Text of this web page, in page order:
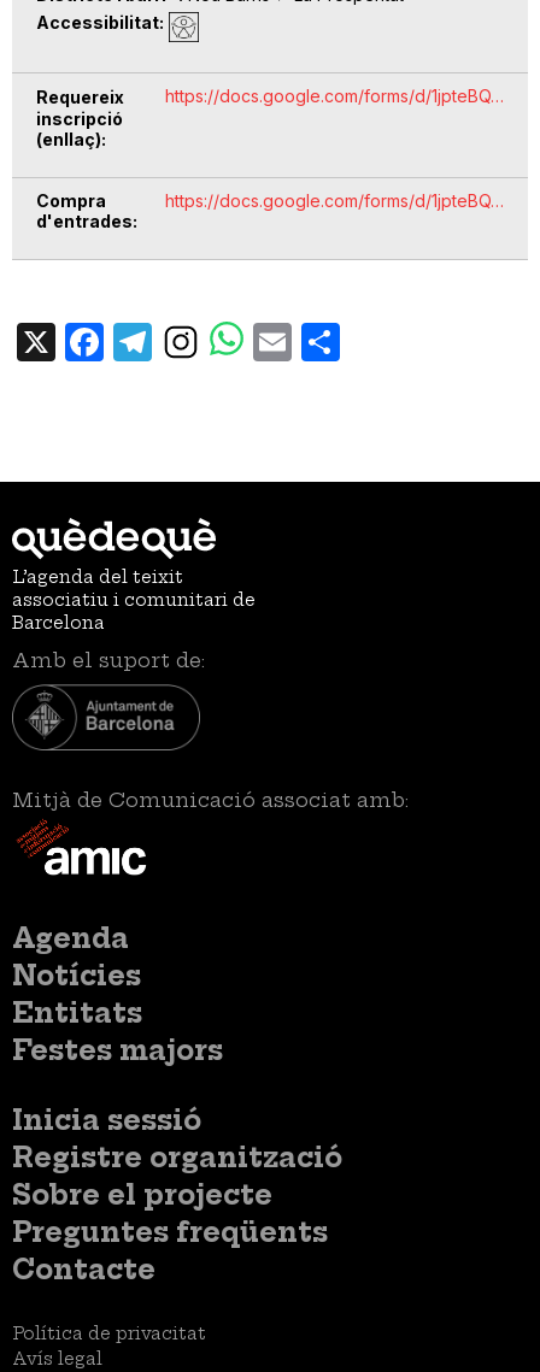
Accessibilitat
Requereix
inscripció
(enllaç)
https://docs.google.com/forms/d/1jpteBQ…
Compra
d'entrades
https://docs.google.com/forms/d/1jpteBQ…
X Facebook
TelegramEmail
L’agenda del teixit
associatiu i comunitari de
Barcelona
Amb el suport de:
Mitjà de Comunicació associat amb:
Menú
principal
Agenda
Notícies
Entitats
Festes majors
Menú
compte
d'usuari
Inicia sessió
Menú
usuari
no
loggat
Registre organització
Menú
Sobre el projecte
Preguntes freqüents
Contacte
Menú
Legal
Política de privacitat
Avís legal